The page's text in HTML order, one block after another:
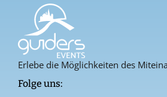
Erlebe die Möglichkeiten des
Folge uns: